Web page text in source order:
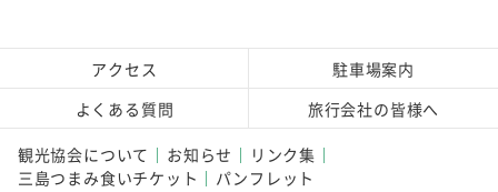
アクセス
駐車場案内
よくある質問
旅行会社の皆様へ
観光協会について お知らせ
リンク集
三島つまみ食いチケット
パンフレット